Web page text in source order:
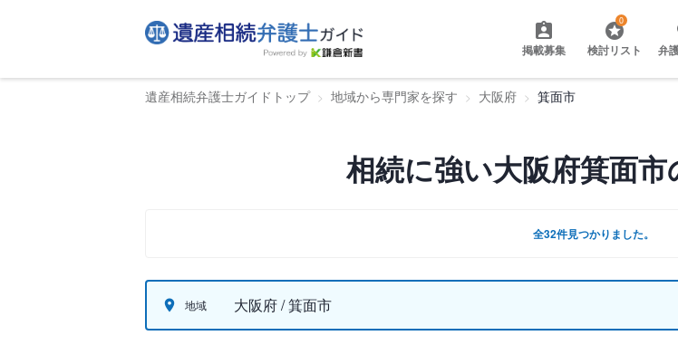
掲載募集
0
検討リスト 弁
遺産相続弁護士ガイドトップ 地域から専門家を探す 大阪府 箕面市
相続に強い大阪府箕面
全32件見つかりました。
地域 大阪府 / 箕面市